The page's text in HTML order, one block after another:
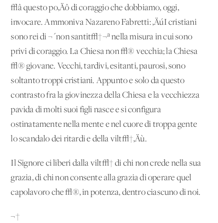
√â questo po‚Äô di coraggio che dobbiamo, oggi,
invocare. Ammoniva Nazareno Fabretti: ‚ÄúI cristiani
sono rei di ¬´non santit√†¬ª nella misura in cui sono
privi di coraggio. La Chiesa non √® vecchia; la Chiesa
√® giovane. Vecchi, tardivi, esitanti, paurosi, sono
soltanto troppi cristiani. Appunto e solo da questo
contrasto fra la giovinezza della Chiesa e la vecchiezza
pavida di molti suoi figli nasce e si configura
ostinatamente nella mente e nel cuore di troppa gente
lo scandalo dei ritardi e della vilt√†‚Äù.
Il Signore ci liberi dalla vilt√† di chi non crede nella sua
grazia, di chi non consente alla grazia di operare quel
capolavoro che √®, in potenza, dentro ciascuno di noi.
¬†